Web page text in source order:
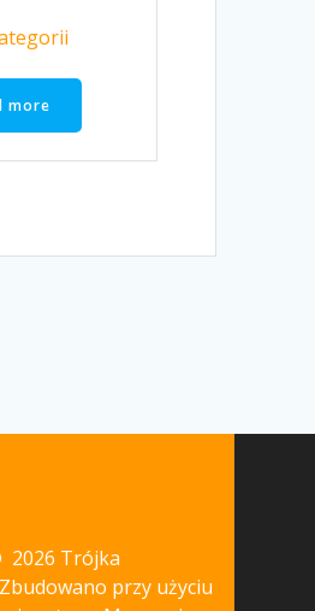
more
Trójka
przy użyciu